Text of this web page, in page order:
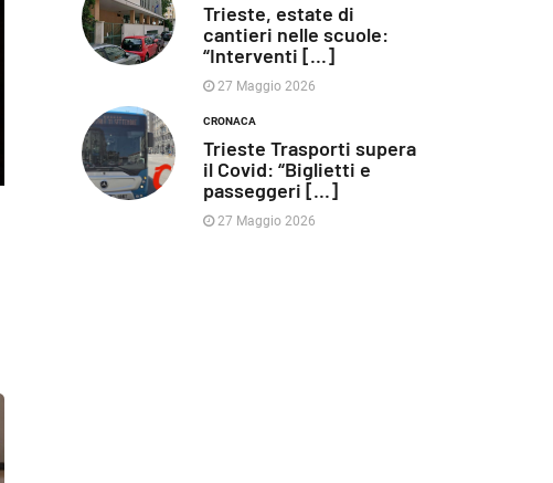
Trieste, estate di
cantieri nelle scuole:
“Interventi [...]
27 Maggio 2026
CRONACA
Trieste Trasporti supera
il Covid: “Biglietti e
passeggeri [...]
27 Maggio 2026